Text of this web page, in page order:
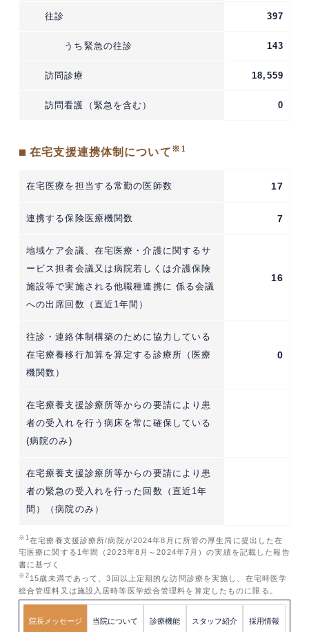
往診 397
うち緊急の往診 143
訪問診療 18,559
訪問看護（緊急を含む） 0
■ 在宅支援連携体制について※1
在宅医療を担当する常勤の医師数 17
連携する保険医療機関数 7
地域ケア会議、在宅医療・介護に関するサ
ービス担者会議又は病院若しくは介護保険
施設等で実施される他職種連携に 係る会議
への出席回数（直近1年間）
16
往診・連絡体制構築のために協力している
在宅療養移行加算を算定する診療所（医療
機関数）
0
在宅療養支援診療所等からの要請により患
者の受入れを行う病床を常に確保している
(病院のみ)
在宅療養支援診療所等からの要請により患
者の緊急の受入れを行った回数（直近1年
間）（病院のみ）
※1 在宅療養支援診療所/病院が2024年8月に所管の厚生局に提出した在
宅医療に関する1年間（2023年8月～2024年7月）の実績を記載した報告
書に基づく
※2 15歳未満であって、3回以上定期的な訪問診療を実施し、在宅時医学
総合管理料又は施設入居時等医学総合管理料を算定したものに限る。
院長メッセージ 当院について 診療機能 スタッフ紹介 採用情報